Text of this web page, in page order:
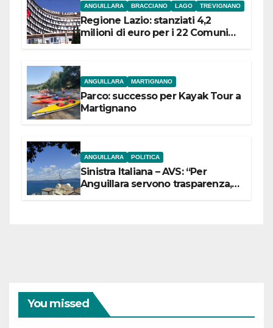
ANGUILLARA BRACCIANO LAGO TREVIGNANO
Regione Lazio: stanziati 4,2
milioni di euro per i 22 Comuni
ANGUILLARA MARTIGNANO
Parco: successo per Kayak Tour a
Martignano
ANGUILLARA POLITICA
Sinistra Italiana – AVS: “Per
Anguillara servono trasparenza,
You missed